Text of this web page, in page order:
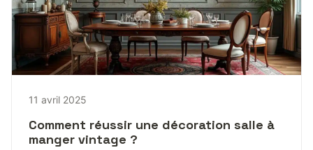
11 avril 2025
Comment réussir une décoration salle à
manger vintage ?